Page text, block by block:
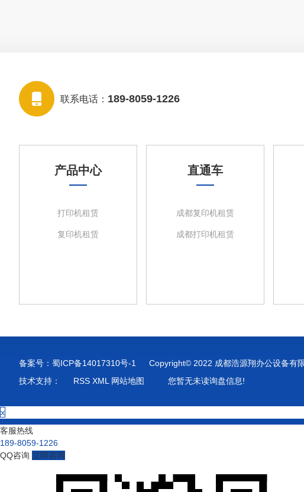
联系电话： 189-8059-1226
产品中心
打印机租赁
复印机租赁
直通车
成都复印机租赁
成都打印机租赁
备案号： 蜀ICP备14017310号-1 Copyright© 2022 成都浩源翔办公设备有
技术支持： RSS XML 网站地图 您暂无未读询盘信息!
x
客服热线
189-8059-1226
QQ咨询 立即咨询